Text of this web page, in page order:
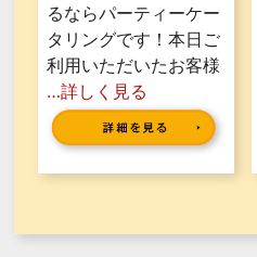
るならパーティーケー
タリングです！本日ご
利用いただいたお客様
…詳しく見る